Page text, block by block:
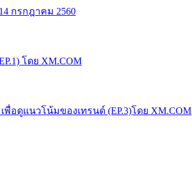
กรกฎาคม 2560
โดย XM.COM
อดูแนวโน้มของเทรนด์ (EP.3)โดย XM.COM